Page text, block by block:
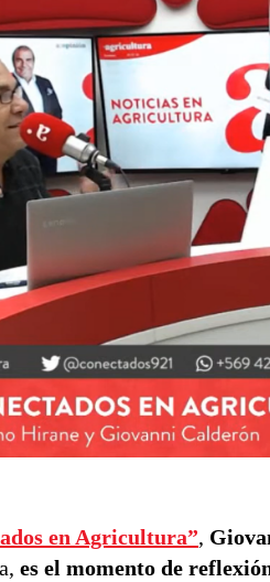
en Agricultura”,
es el momento de